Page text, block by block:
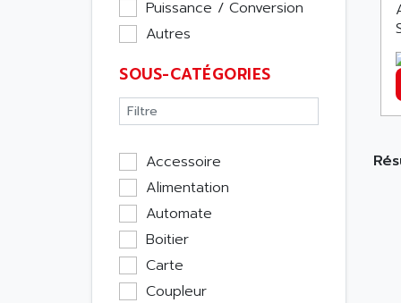
Puissance / Conversion
Autres
SOUS-CATÉGORIES
Accessoire
Alimentation
Automate
Boitier
Carte
Coupleur